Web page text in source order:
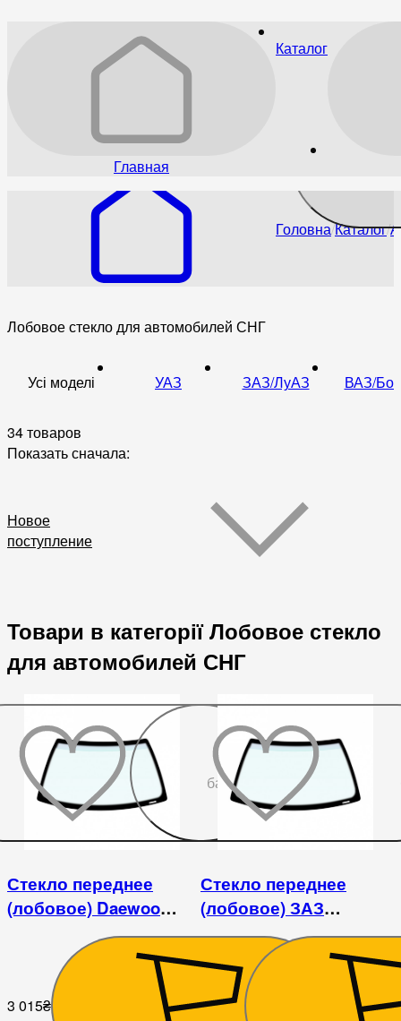
Главная
Каталог
ГоловнаКаталог
Лобовое стекло для автомобилей СНГ
Усі моделі УАЗ ЗАЗ/ЛуАЗ ВАЗ/
34 товаров
Показать сначала:
Новое
поступление
Товари в категорії Лобовое стекло
для автомобилей СНГ
До
бажаного
Стекло переднее
(лобовое) Daewoo
Lanos/Sens (1997-)/ЗАЗ
Lanos/Sens
3 015₴
Стекло переднее
(лобовое) ЗАЗ
1102/1103/1105
2 610₴